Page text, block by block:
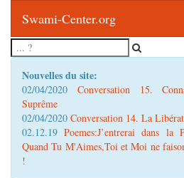
Swami-Center.org
Nouvelles du site:
02/04/2020 Conversation 15.
Suprême
02/04/2020 Conversation 14. La
02.12.19Poemes:J’entrerai dans la
Quand Tu M'Aimes,Toi et Moi ne
!